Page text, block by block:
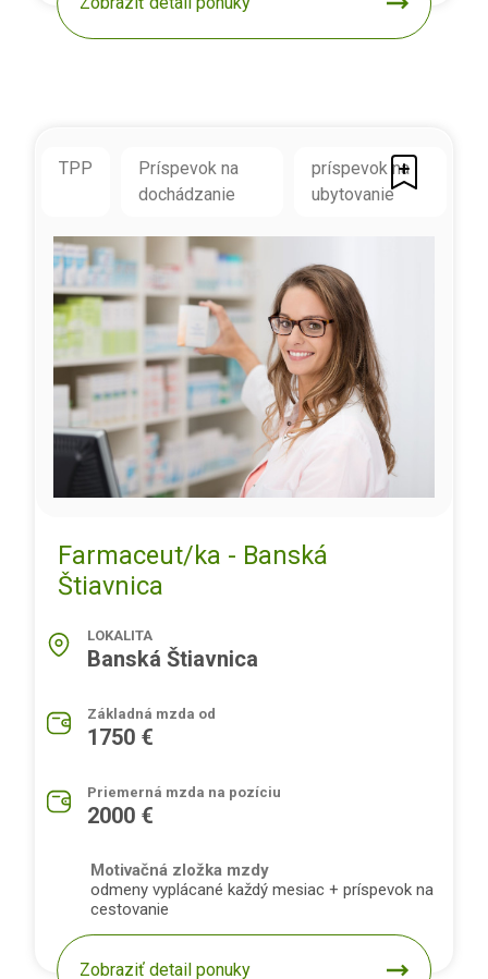
TPP
Príspevok na
dochádzanie
príspevok na
ubytovanie
Farmaceut/ka - Banská
Štiavnica
LOKALITA
Banská Štiavnica
Základná mzda od
1750 €
Priemerná mzda na pozíciu
2000 €
Motivačná zložka mzdy
odmeny vyplácané každý mesiac + príspevok na
cestovanie
Zobraziť detail ponuky